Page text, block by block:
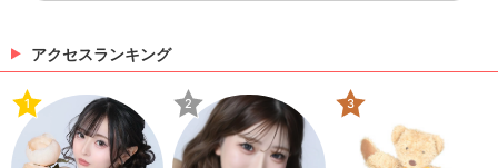
#秋田 #秋田キャバクラ #club華蔵 #fyp #추천 TikTok
ね！もお願いします❤
（10/07 03:31）
#秋田 #秋田キャバクラ #club華蔵 #fyp #추천
#秋田 #秋田キャバクラ #club華蔵 #fyp #추천 TikTok
で記事を開くCLUB 華蔵のTikTokのフォローといい
アクセスランキング
1 2 3